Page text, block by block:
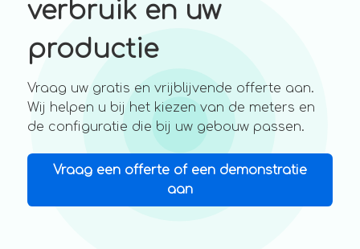
verbruik en uw
productie
Vraag uw gratis en vrijblijvende offerte aan.
Wij helpen u bij het kiezen van de meters en
de configuratie die bij uw gebouw passen.
Vraag een offerte of een demonstratie
aan